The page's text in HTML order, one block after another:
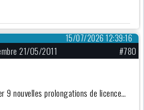
15/07/2026 12:39:16
21/05/2011
#780
9 nouvelles prolongations de licence…